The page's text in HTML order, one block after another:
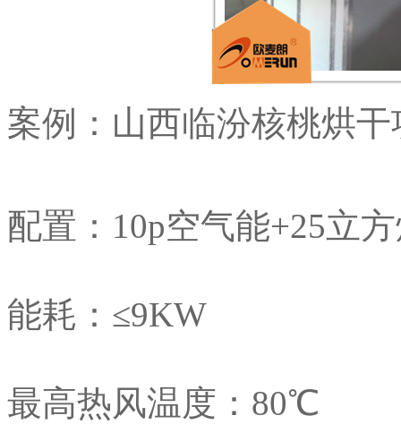
案例：山西临汾核桃烘
配置：10p空气能+25立
能耗：≤9KW
最高热风温度：80℃